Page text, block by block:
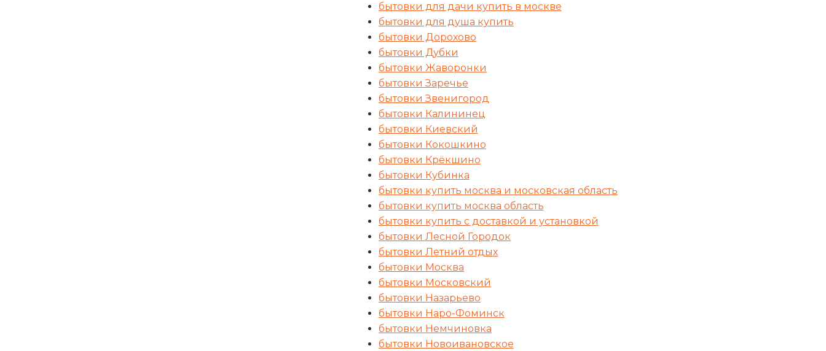
бытовки для дачи купить в москве
бытовки для душа купить
бытовки Дорохово
бытовки Дубки
бытовки Жаворонки
бытовки Заречье
бытовки Звенигород
бытовки Калининец
бытовки Киевский
бытовки Кокошкино
бытовки Крёкшино
бытовки Кубинка
бытовки купить москва и московская область
бытовки купить москва область
бытовки купить с доставкой и установкой
бытовки Лесной Городок
бытовки Летний отдых
бытовки Москва
бытовки Московский
бытовки Назарьево
бытовки Наро-Фоминск
бытовки Немчиновка
бытовки Новоивановское